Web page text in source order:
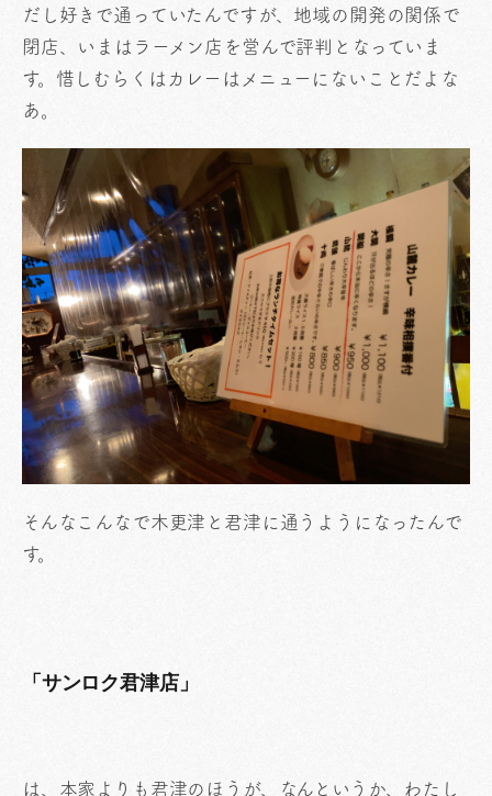
だし好きで通っていたんですが、地域の開発の関係で
閉店、いまはラーメン店を営んで評判となっていま
す。惜しむらくはカレーはメニューにないことだよな
あ。
そんなこんなで木更津と君津に通うようになったんで
す。
「サンロク君津店」
は、本家よりも君津のほうが、なんというか、わたし